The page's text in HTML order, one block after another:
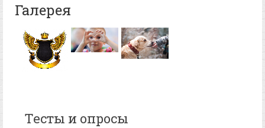
Галерея
Тесты и опросы